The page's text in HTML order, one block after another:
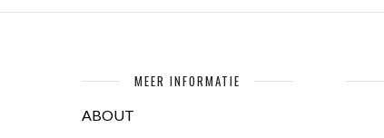
MEER INFORMATIE
ABOUT